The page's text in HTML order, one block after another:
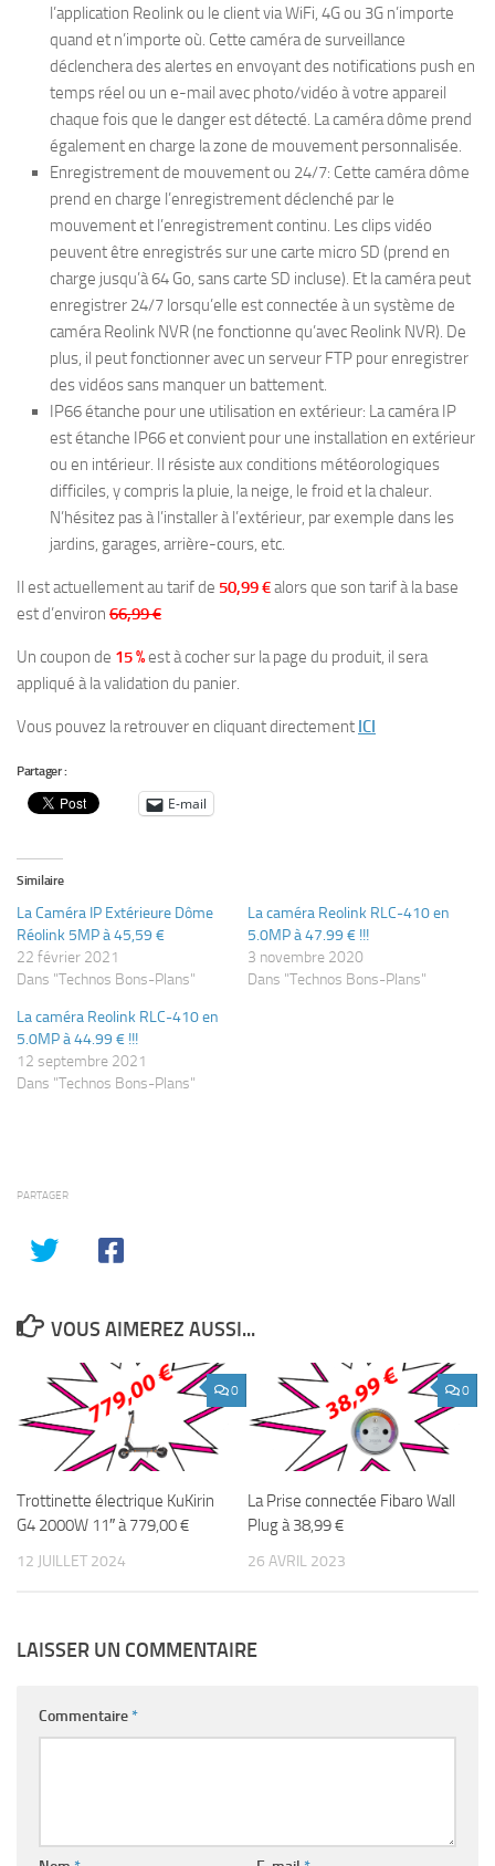
l’application Reolink ou le client via WiFi, 4G ou 3G n’importe
quand et n’importe où. Cette caméra de surveillance
déclenchera des alertes en envoyant des notifications push en
temps réel ou un e-mail avec photo/vidéo à votre appareil
chaque fois que le danger est détecté. La caméra dôme prend
également en charge la zone de mouvement personnalisée.
Enregistrement de mouvement ou 24/7: Cette caméra dôme
prend en charge l’enregistrement déclenché par le
mouvement et l’enregistrement continu. Les clips vidéo
peuvent être enregistrés sur une carte micro SD (prend en
charge jusqu’à 64 Go, sans carte SD incluse). Et la caméra peut
enregistrer 24/7 lorsqu’elle est connectée à un système de
caméra Reolink NVR (ne fonctionne qu’avec Reolink NVR). De
plus, il peut fonctionner avec un serveur FTP pour enregistrer
des vidéos sans manquer un battement.
IP66 étanche pour une utilisation en extérieur: La caméra IP
est étanche IP66 et convient pour une installation en extérieur
ou en intérieur. Il résiste aux conditions météorologiques
difficiles, y compris la pluie, la neige, le froid et la chaleur.
N’hésitez pas à l’installer à l’extérieur, par exemple dans les
jardins, garages, arrière-cours, etc.
Il est actuellement au tarif de 50,99 €alors que son tarif à la base
est d’environ 66,99 €
Un coupon de 15 %est à cocher sur la page du produit, il sera
appliqué à la validation du panier.
Vous pouvez la retrouver en cliquant directement ICI
Partager :
E-mail
Similaire
La Caméra IP Extérieure Dôme
Réolink 5MP à 45,59 €
22 février 2021
Dans "Technos Bons-Plans"
La caméra Reolink RLC-410 en
5.0MP à 47.99 € !!!
3 novembre 2020
Dans "Technos Bons-Plans"
La caméra Reolink RLC-410 en
5.0MP à 44.99 € !!!
12 septembre 2021
Dans "Technos Bons-Plans"
PARTAGER
VOUS AIMEREZ AUSSI...
0
Trottinette électrique KuKirin
G4 2000W 11″ à 779,00 €
12 JUILLET 2024
0
La Prise connectée Fibaro Wall
Plug à 38,99 €
26 AVRIL 2023
LAISSER UN COMMENTAIRE
Commentaire*